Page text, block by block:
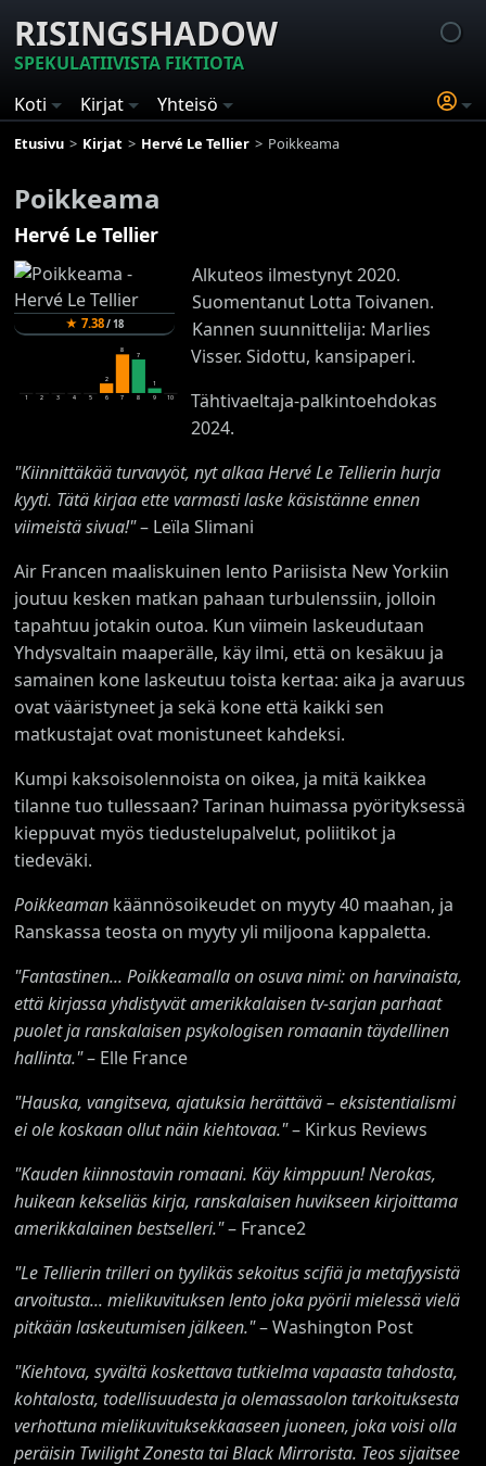
RISINGSHADOW
SPEKULATIIVISTA FIKTIOTA
Koti
Kirjat Yhteisö
Etusivu Kirjat Hervé Le Tellier Poikkeama
Poikkeama
Hervé Le Tellier
★7.38/18
1 2 3 4 5
2
6
8
7
7
8
1
9
10
Alkuteos ilmestynyt 2020.
Suomentanut Lotta Toivanen.
Kannen suunnittelija: Marlies
Visser. Sidottu, kansipaperi.
Tähtivaeltaja-palkintoehdokas
2024.
"Kiinnittäkää turvavyöt, nyt alkaa Hervé Le Tellierin hurja
kyyti. Tätä kirjaa ette varmasti laske käsistänne ennen
viimeistä sivua!"– Leïla Slimani
Air Francen maaliskuinen lento Pariisista New Yorkiin
joutuu kesken matkan pahaan turbulenssiin, jolloin
tapahtuu jotakin outoa. Kun viimein laskeudutaan
Yhdysvaltain maaperälle, käy ilmi, että on kesäkuu ja
samainen kone laskeutuu toista kertaa: aika ja avaruus
ovat vääristyneet ja sekä kone että kaikki sen
matkustajat ovat monistuneet kahdeksi.
Kumpi kaksoisolennoista on oikea, ja mitä kaikkea
tilanne tuo tullessaan? Tarinan huimassa pyörityksessä
kieppuvat myös tiedustelupalvelut, poliitikot ja
tiedeväki.
Poikkeaman käännösoikeudet on myyty 40 maahan, ja
Ranskassa teosta on myyty yli miljoona kappaletta.
"Fantastinen... Poikkeamalla on osuva nimi: on harvinaista,
että kirjassa yhdistyvät amerikkalaisen tv-sarjan parhaat
puolet ja ranskalaisen psykologisen romaanin täydellinen
hallinta."– Elle France
"Hauska, vangitseva, ajatuksia herättävä – eksistentialismi
ei ole koskaan ollut näin kiehtovaa."– Kirkus Reviews
"Kauden kiinnostavin romaani. Käy kimppuun! Nerokas,
huikean kekseliäs kirja, ranskalaisen huvikseen kirjoittama
amerikkalainen bestselleri."– France2
"Le Tellierin trilleri on tyylikäs sekoitus scifiä ja metafyysistä
arvoitusta... mielikuvituksen lento joka pyörii mielessä vielä
pitkään laskeutumisen jälkeen."– Washington Post
"Kiehtova, syvältä koskettava tutkielma vapaasta tahdosta,
kohtalosta, todellisuudesta ja olemassaolon tarkoituksesta
verhottuna mielikuvituksekkaaseen juoneen, joka voisi olla
peräisin Twilight Zonesta tai Black Mirrorista. Teos sijaitsee